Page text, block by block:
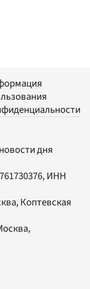
дня
ИНН
Коптевская
,